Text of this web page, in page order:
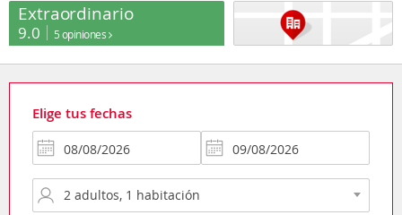
Extraordinario
9.0 5 opiniones
Elige tus fechas